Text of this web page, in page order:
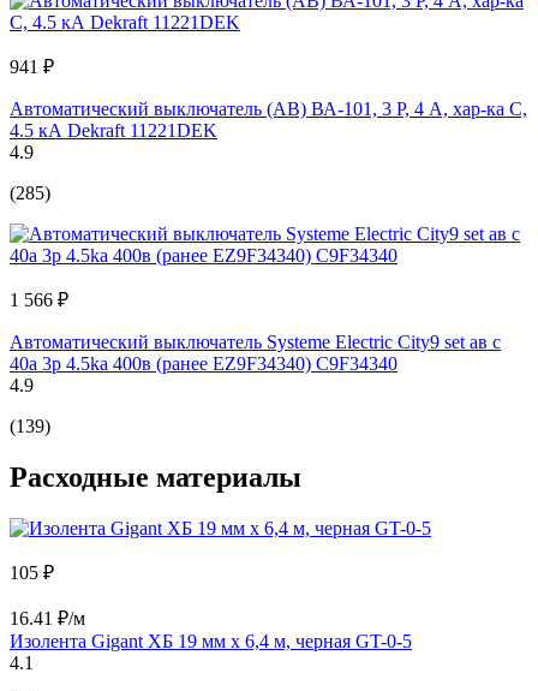
941 ₽
Автоматический выключатель (АВ) ВА-101, 3 Р, 4 А, хар-ка C,
4.5 кА Dekraft 11221DEK
4.9
(285)
1 566 ₽
Автоматический выключатель Systeme Electric City9 set ав с
40а 3p 4.5ka 400в (ранее EZ9F34340) C9F34340
4.9
(139)
Расходные материалы
105 ₽
16.41 ₽/м
Изолента Gigant ХБ 19 мм х 6,4 м, черная GT-0-5
4.1